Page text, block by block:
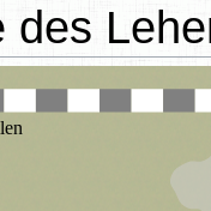
des